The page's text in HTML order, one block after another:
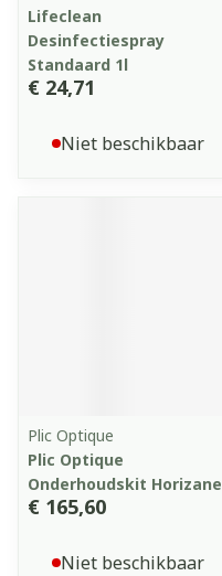
Lifeclean
Desinfectiespray
Standaard 1l
€ 24,71
Niet beschikbaar
Plic Optique
Plic Optique
Onderhoudskit Horizane
€ 165,60
Niet beschikbaar